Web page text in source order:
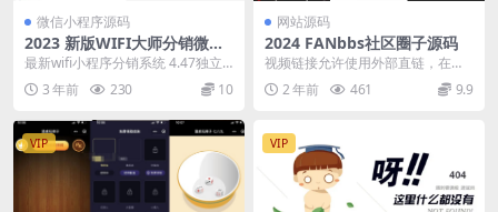
微信小程序源码
2023 新版WIFI大师分销微信
源码小程序分销系统独立源码
v4.47 带流量主
最新wifi小程序分销系统 4.47独立
可学习版，花大价钱买来的分享给
会员，目前...
3 年前 230 10
网站源码
2024 FANbbs社区圈子源码
视频链接允许使用外部直链，在填
写或者上传视频后会自动填写链
接。 链接会自动请求，...
2 年前 461 9.9
VIP VIP